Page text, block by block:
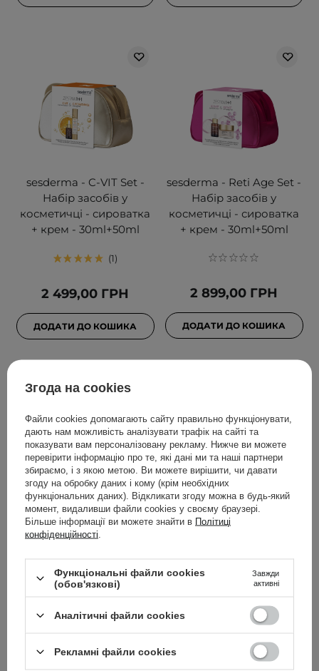
sesderma - C-VIT Set -
Набір засобів у
косметичці - сироватка
+ крем - 30ml+50ml
1
2 499,00 ГРН
ДОДАТИ ДО КОШИКА
sesderma - Reti Age Set -
Набір засобів у
косметичці - сироватка
+ крем - 30ml+50ml
2 899,00 ГРН
ДОДАТИ ДО КОШИКА
sesderma - Oceanskin +
Hidraderm Hyal Set -
косметичці - сироватка
+ крем - 30ml+50ml
Rituals - The Ritual of
Hammam Gift Set S -
50ml+110ml+50ml+70ml
1 299,00 ГРН
Згода на cookies
Файли cookies допомагають сайту правильно функціонувати,
дають нам можливість аналізувати трафік на сайті та
показувати вам персоналізовану рекламу. Нижче ви можете
перевірити інформацію про те, які дані ми та наші партнери
збираємо, і з якою метою. Ви можете вирішити, чи давати
згоду на обробку даних і кому (крім необхідних
функціональних даних). Відкликати згоду можна в будь-який
момент, видаливши файли cookies у своєму браузері.
Більше інформації ви можете знайти в Політиці
конфіденційності
Функціональні файли cookies
(обов'язкові)
Завжди
активні
Аналітичні файли cookies
Рекламні файли cookies